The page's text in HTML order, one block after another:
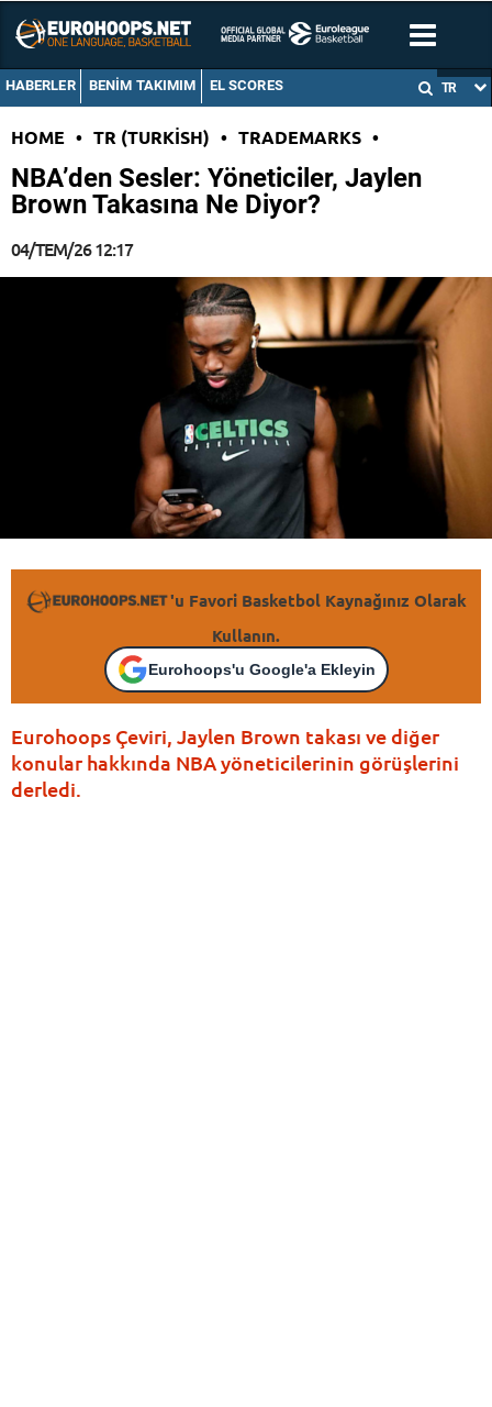
HABERLER BENIM TAKIMIM EL SCORES TR
HOME • TR (TURKISH) • TRADEMARKS •
NBA’den Sesler: Yöneticiler, Jaylen
Brown Takasına Ne Diyor?
04/TEM/26 12:17
'u Favori Basketbol Kaynağınız Olarak
Kullanın.
Eurohoops'u Google'a Ekleyin
Eurohoops Çeviri, Jaylen Brown takası ve diğer
konular hakkında NBA yöneticilerinin görüşlerini
derledi.